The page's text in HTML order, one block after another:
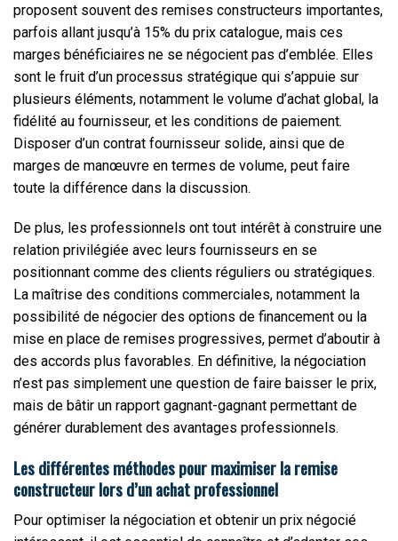
proposent souvent des remises constructeurs importantes,
parfois allant jusqu’à 15% du prix catalogue, mais ces
marges bénéficiaires ne se négocient pas d’emblée. Elles
sont le fruit d’un processus stratégique qui s’appuie sur
plusieurs éléments, notamment le volume d’achat global, la
fidélité au fournisseur, et les conditions de paiement.
Disposer d’un contrat fournisseur solide, ainsi que de
marges de manœuvre en termes de volume, peut faire
toute la différence dans la discussion.
De plus, les professionnels ont tout intérêt à construire une
relation privilégiée avec leurs fournisseurs en se
positionnant comme des clients réguliers ou stratégiques.
La maîtrise des conditions commerciales, notamment la
possibilité de négocier des options de financement ou la
mise en place de remises progressives, permet d’aboutir à
des accords plus favorables. En définitive, la négociation
n’est pas simplement une question de faire baisser le prix,
mais de bâtir un rapport gagnant-gagnant permettant de
générer durablement des avantages professionnels.
Les différentes méthodes pour maximiser la remise
constructeur lors d’un achat professionnel
Pour optimiser la négociation et obtenir un prix négocié